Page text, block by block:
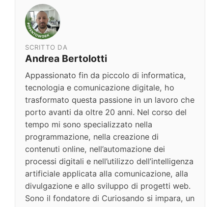
SCRITTO DA
Andrea Bertolotti
Appassionato fin da piccolo di informatica,
tecnologia e comunicazione digitale, ho
trasformato questa passione in un lavoro che
porto avanti da oltre 20 anni. Nel corso del
tempo mi sono specializzato nella
programmazione, nella creazione di
contenuti online, nell’automazione dei
processi digitali e nell’utilizzo dell’intelligenza
artificiale applicata alla comunicazione, alla
divulgazione e allo sviluppo di progetti web.
Sono il fondatore di Curiosando si impara, un